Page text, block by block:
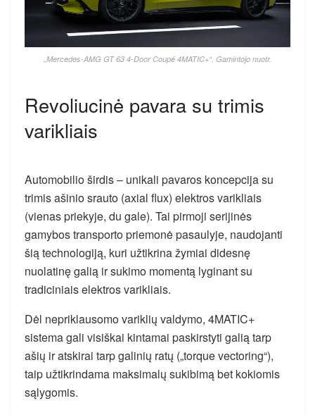
„Mercedes-AMG GT 63 4-Door Coupé 4MATIC+“. Gamintojo nuotr.
Revoliucinė pavara su trimis
varikliais
Automobilio širdis – unikali pavaros koncepcija su
trimis ašinio srauto (axial flux) elektros varikliais
(vienas priekyje, du gale). Tai pirmoji serijinės
gamybos transporto priemonė pasaulyje, naudojanti
šią technologiją, kuri užtikrina žymiai didesnę
nuolatinę galią ir sukimo momentą lyginant su
tradiciniais elektros varikliais.
Dėl nepriklausomo variklių valdymo, 4MATIC+
sistema gali visiškai kintamai paskirstyti galią tarp
ašių ir atskirai tarp galinių ratų („torque vectoring“),
taip užtikrindama maksimalų sukibimą bet kokiomis
sąlygomis.